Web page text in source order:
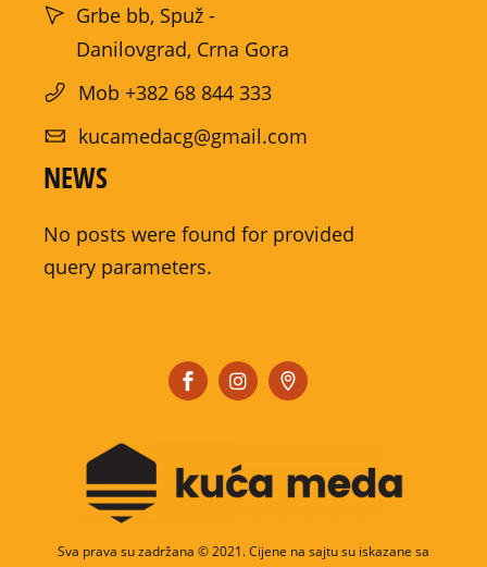
Grbe bb, Spuž -
Danilovgrad, Crna Gora
Mob +382 68 844 333
kucamedacg@gmail.com
NEWS
No posts were found for provided
query parameters.
Sva prava su zadržana © 2021. Cijene na sajtu su iskazane sa